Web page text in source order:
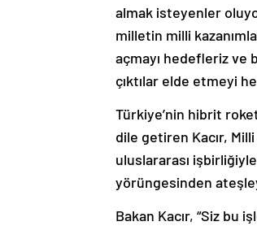
almak isteyenler
milletin milli
açmayı hedefleriz ve
çıktılar elde etmeyi
Türkiye’nin hibrit
dile getiren Kacır,
uluslararası
yörüngesinden
Bakan Kacır, “Siz bu